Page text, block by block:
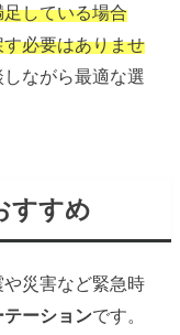
している場合
必要はありませ
ながら最適な選
すすめ
災害など緊急時
ーションです。